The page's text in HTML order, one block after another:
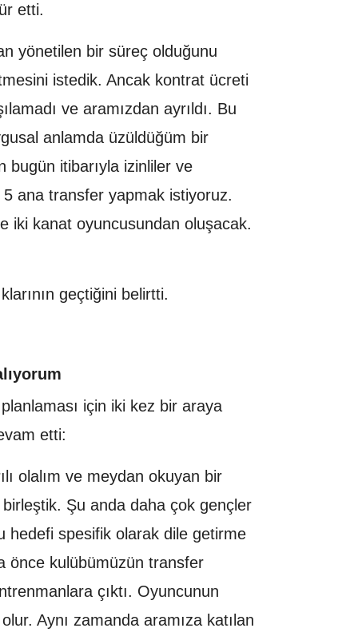
etti.
yönetilen bir süreç olduğunu
istedik. Ancak kontrat ücreti
ve aramızdan ayrıldı. Bu
anlamda üzüldüğüm bir
bugün itibarıyla izinliler ve
5 ana transfer yapmak istiyoruz.
iki kanat oyuncusundan oluşacak.
geçtiğini belirtti.
için iki kez bir araya
etti:
olalım ve meydan okuyan bir
Şu anda daha çok gençler
hedefi spesifik olarak dile getirme
önce kulübümüzün transfer
çıktı. Oyuncunun
Aynı zamanda aramıza katılan